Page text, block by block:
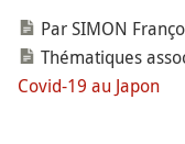
Par SIMON
Thématiques
Covid-19 au Japon